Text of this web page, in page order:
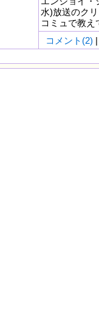
水)放送のク
コミュで教え
コメント(2)